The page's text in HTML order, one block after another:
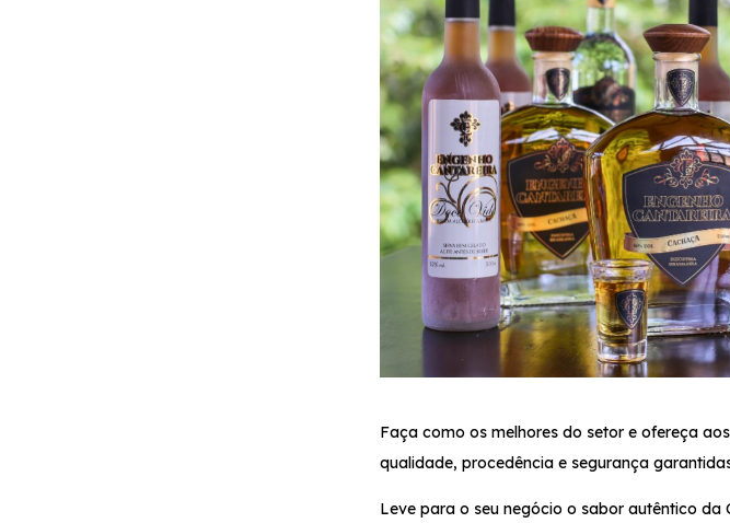
Faça como os melhores do setor e ofereça
qualidade, procedência e segurança
Leve para o seu negócio o sabor autêntico da